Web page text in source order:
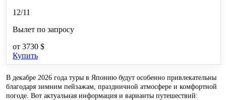
12/11
Вылет по запросу
от 3730 $
Купить
В декабре 2026 года туры в Японию будут особенно привлекательны
благодаря зимним пейзажам, праздничной атмосфере и комфортной
погоде. Вот актуальная информация и варианты путешествий: